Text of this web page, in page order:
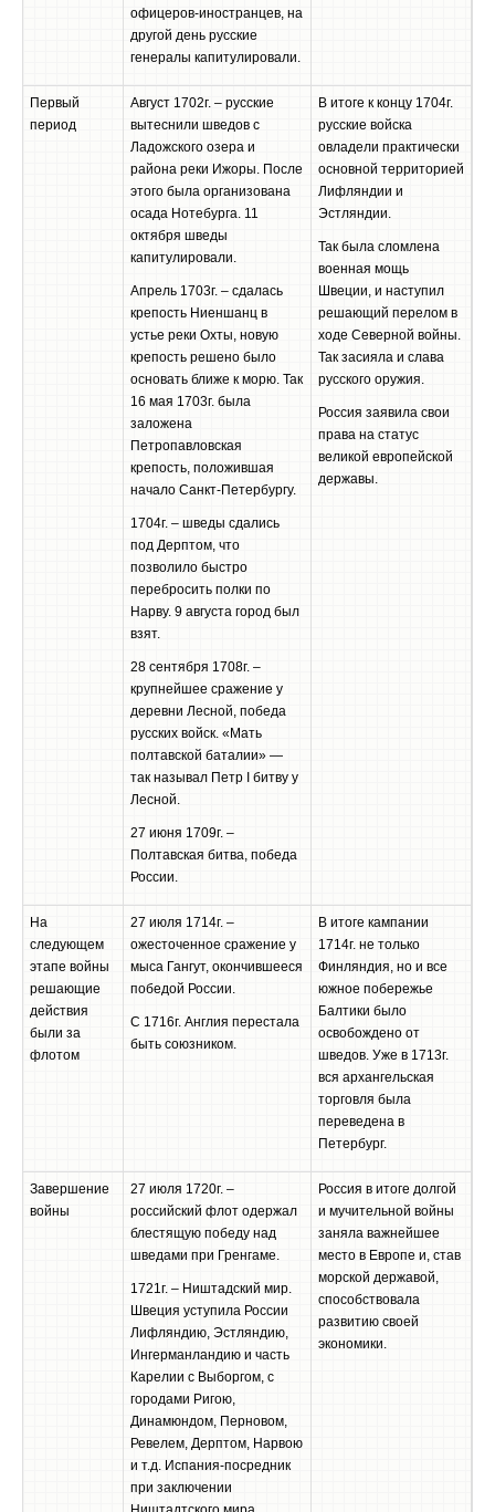
офицеров-иностранцев, на
другой день русские
генералы капитулировали.
Первый
период
Август 1702г. – русские
вытеснили шведов с
Ладожского озера и
района реки Ижоры. После
этого была организована
осада Нотебурга. 11
октября шведы
капитулировали.
Апрель 1703г. – сдалась
крепость Ниеншанц в
устье реки Охты, новую
крепость решено было
основать ближе к морю. Так
16 мая 1703г. была
заложена
Петропавловская
крепость, положившая
начало Санкт-Петербургу.
1704г. – шведы сдались
под Дерптом, что
позволило быстро
перебросить полки по
Нарву. 9 августа город был
взят.
28 сентября 1708г. –
крупнейшее сражение у
деревни Лесной, победа
русских войск. «Мать
полтавской баталии» —
так называл Петр I битву у
Лесной.
27 июня 1709г. –
Полтавская битва, победа
России.
В итоге к концу 1704г.
русские войска
овладели практически
основной территорией
Лифляндии и
Эстляндии.
Так была сломлена
военная мощь
Швеции, и наступил
решающий перелом в
ходе Северной войны.
Так засияла и слава
русского оружия.
Россия заявила свои
права на статус
великой европейской
державы.
На
следующем
этапе войны
решающие
действия
были за
флотом
27 июля 1714г. –
ожесточенное сражение у
мыса Гангут, окончившееся
победой России.
С 1716г. Англия перестала
быть союзником.
В итоге кампании
1714г. не только
Финляндия, но и все
южное побережье
Балтики было
освобождено от
шведов. Уже в 1713г.
вся архангельская
торговля была
переведена в
Петербург.
Завершение
войны
27 июля 1720г. –
российский флот одержал
блестящую победу над
шведами при Гренгаме.
1721г. – Ништадский мир.
Швеция уступила России
Лифляндию, Эстляндию,
Ингерманландию и часть
Карелии с Выборгом, с
городами Ригою,
Динамюндом, Перновом,
Ревелем, Дерптом, Нарвою
и т.д. Испания-посредник
при заключении
Россия в итоге долгой
и мучительной войны
заняла важнейшее
место в Европе и, став
морской державой,
способствовала
развитию своей
экономики.